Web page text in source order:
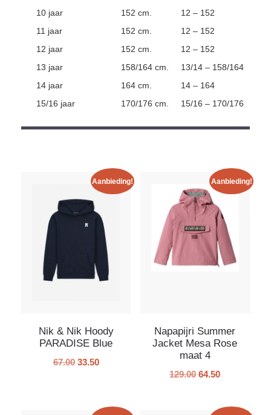
10 jaar 152 cm.
12 – 152
11 jaar
152 cm.
12 – 152
12 jaar
152 cm.
12 – 152
13 jaar
158/164 cm.
13/14 – 158/164
14 jaar
164 cm.
14 – 164
15/16 jaar
170/176 cm. 15/16 – 170/176
Aanbieding!
Nik & Nik Hoody
PARADISE Blue
67.00 33.50
Aanbieding!
Napapijri Summer
Jacket Mesa Rose
maat 4
129.00 64.50